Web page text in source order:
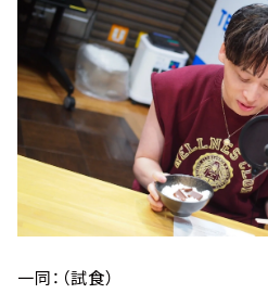
一同：（試食）